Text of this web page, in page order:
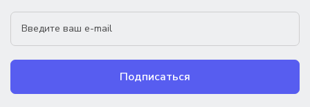
Подписаться